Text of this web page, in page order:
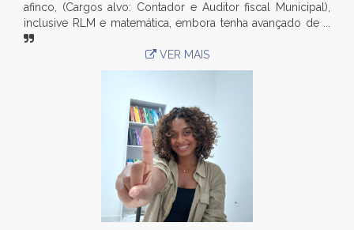
afinco, (Cargos alvo: Contador e Auditor fiscal Municipal),
inclusive RLM e matemática, embora tenha avançado de ...
VER MAIS